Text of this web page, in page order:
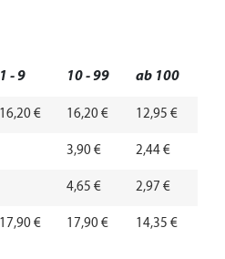
1 - 9 10 - 99 ab 100
16,20 € 16,20 € 12,95 €
3,90 € 2,44 €
4,65 € 2,97 €
17,90 € 17,90 € 14,35 €